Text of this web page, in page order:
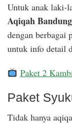
Untuk anak laki-
Aqiqah Bandung
dengan berbagai
untuk info detail
Paket 2
Paket
Tidak hanya